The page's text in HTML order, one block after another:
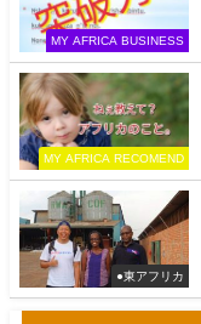
MY AFRICA BUSINESS
MY AFRICA RECOMEND
●東アフリカ